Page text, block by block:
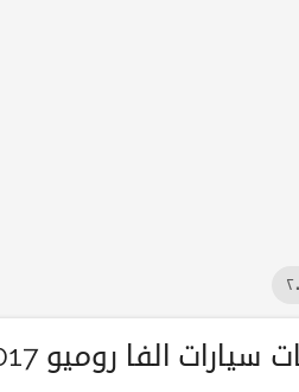
روميو 2017-2018 فى الكويت